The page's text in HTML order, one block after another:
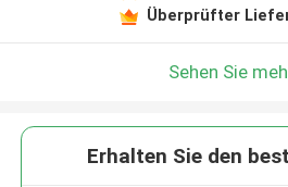
Überprüfter
Sehen Sie
Erhalten Sie den